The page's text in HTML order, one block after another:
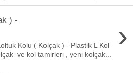
) -
›
Kolu ( Kolçak ) - Plastik L Kol
ve kol tamirleri , yeni kolçak...